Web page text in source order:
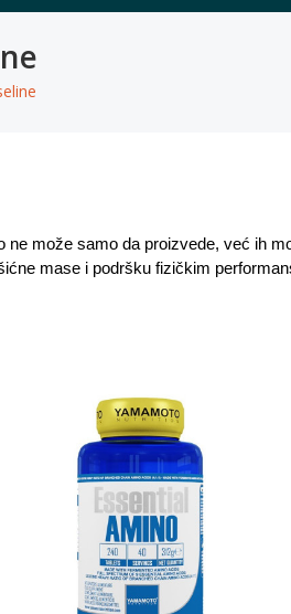
može samo da proizvede, već ih
mase i podršku fizičkim